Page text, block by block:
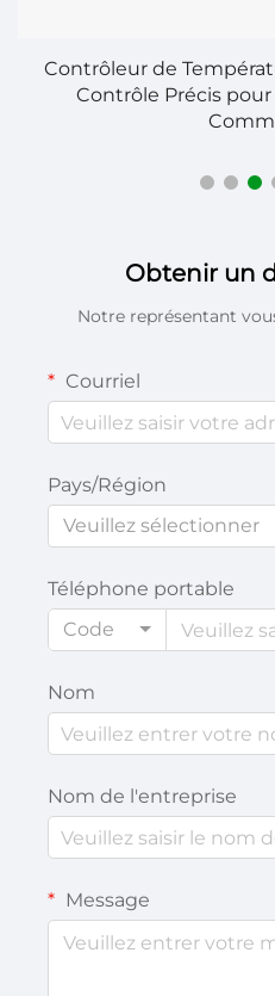
Contrôleur de
Contrôle Précis
Obtenir un
Notre représentant
Courriel
Pays/Région
Veuillez sélectionner
Téléphone portable
Code
Nom
Nom de l'entreprise
Message